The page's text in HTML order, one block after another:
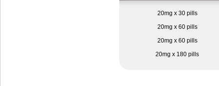
20mg x 30 pills
20mg x 60 pills
20mg x 60 pills
20mg x 180 pills